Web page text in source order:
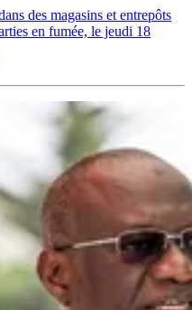
des magasins et entrepôts
en fumée, le jeudi 18